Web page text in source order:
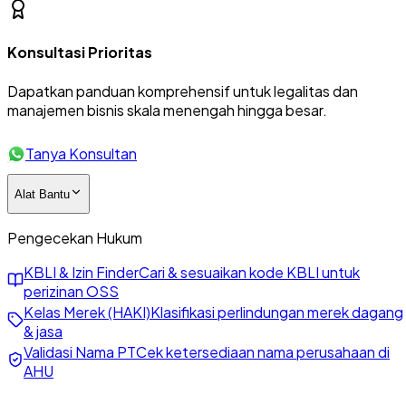
Konsultasi Prioritas
Dapatkan panduan komprehensif untuk legalitas dan
manajemen bisnis skala menengah hingga besar.
Tanya Konsultan
Alat Bantu
Pengecekan Hukum
KBLI & Izin FinderCari & sesuaikan kode KBLI untuk
perizinan OSS
Kelas Merek (HAKI)Klasifikasi perlindungan merek dagang
& jasa
Validasi Nama PTCek ketersediaan nama perusahaan di
AHU